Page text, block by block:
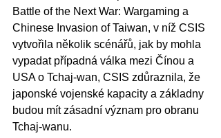
Battle of the Next War: Wargaming a
Chinese Invasion of Taiwan, v níž CSIS
vytvořila několik scénářů, jak by mohla
vypadat případná válka mezi Čínou a
USA o Tchaj-wan, CSIS zdůraznila, že
japonské vojenské kapacity a základny
budou mít zásadní význam pro obranu
Tchaj-wanu.